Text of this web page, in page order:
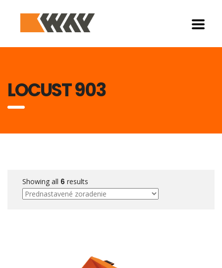
LOCUST 903
Showing all 6 results